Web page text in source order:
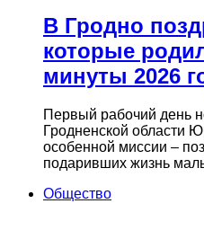
В Гродно
которые
минуты 2026
Первый рабочий день
Гродненской области
особенной миссии –
подаривших жизнь
Общество